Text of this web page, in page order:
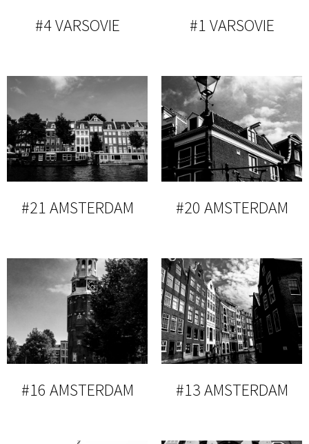
#4 VARSOVIE #1 VARSOVIE
#21 AMSTERDAM #20 AMSTERDAM
#16 AMSTERDAM #13 AMSTERDAM